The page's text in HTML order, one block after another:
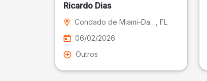
Ricardo Dias
Condado de Miami-Dade , FL
06/02/2026
Outros